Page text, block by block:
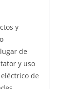
y
de
y uso
de